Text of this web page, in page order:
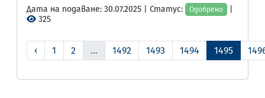
Дата на подаване: 30.07.2025 | Статус: Одобрено
325
‹ 1 2 ... 1492 1493 1494 1495